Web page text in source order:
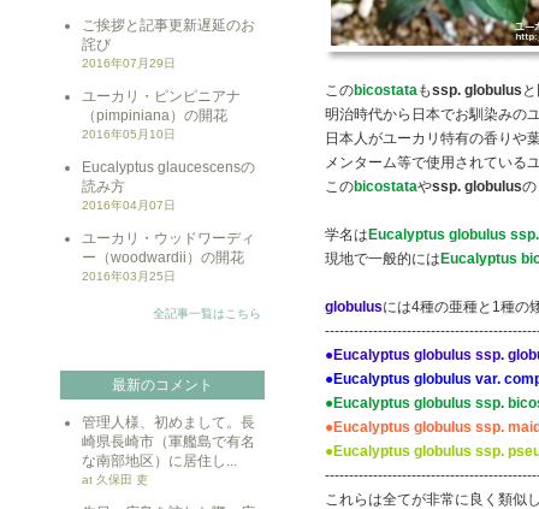
ご挨拶と記事更新遅延のお
詫び
2016年07月29日
ユーカリ・ピンピニアナ
（pimpiniana）の開花
2016年05月10日
Eucalyptus glaucescensの
読み方
2016年04月07日
ユーカリ・ウッドワーディ
ー（woodwardii）の開花
2016年03月25日
全記事一覧はこちら
最新のコメント
管理人様、初めまして。長
崎県長崎市（軍艦島で有名
な南部地区）に居住し...
at 久保田 吏
このbicostataもssp. globulus
明治時代から日本でお馴染みの
日本人がユーカリ特有の香りや
メンターム等で使用されている
このbicostataやssp. globulus
学名は Eucalyptus globulus
現地で一般的には Eucalyptus
globulusには4種の亜種と1種の
●Eucalyptus globulus ssp.
●Eucalyptus globulus var.
●Eucalyptus globulus ssp.
●Eucalyptus globulus ssp.
●Eucalyptus globulus ssp.
これらは全てが非常に良く類似